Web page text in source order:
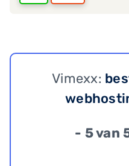
Vimexx:
- 5 van